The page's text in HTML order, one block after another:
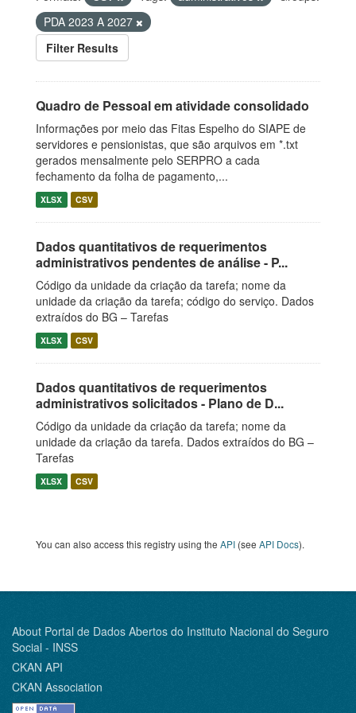
PDA 2023 A 2027
Filter Results
Quadro de Pessoal em atividade consolidado
Informações por meio das Fitas Espelho do SIAPE de
servidores e pensionistas, que são arquivos em *.txt
gerados mensalmente pelo SERPRO a cada
fechamento da folha de pagamento,...
XLSX CSV
Dados quantitativos de requerimentos
administrativos pendentes de análise - P...
Código da unidade da criação da tarefa; nome da
unidade da criação da tarefa; código do serviço. Dados
extraídos do BG – Tarefas
XLSX CSV
Dados quantitativos de requerimentos
administrativos solicitados - Plano de D...
Código da unidade da criação da tarefa; nome da
unidade da criação da tarefa. Dados extraídos do BG –
Tarefas
XLSX CSV
You can also access this registry using the API (see API Docs).
About Portal de Dados Abertos do Instituto Nacional do Seguro
Social - INSS
CKAN API
CKAN Association